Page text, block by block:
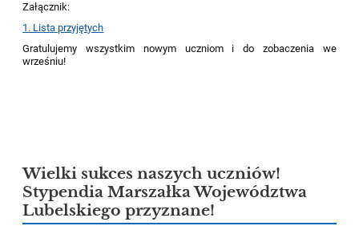
Załącznik:
1. Lista przyjętych
Gratulujemy wszystkim nowym uczniom i do zobaczenia we
wrześniu!
Wielki sukces naszych uczniów!
Stypendia Marszałka Województwa
Lubelskiego przyznane!